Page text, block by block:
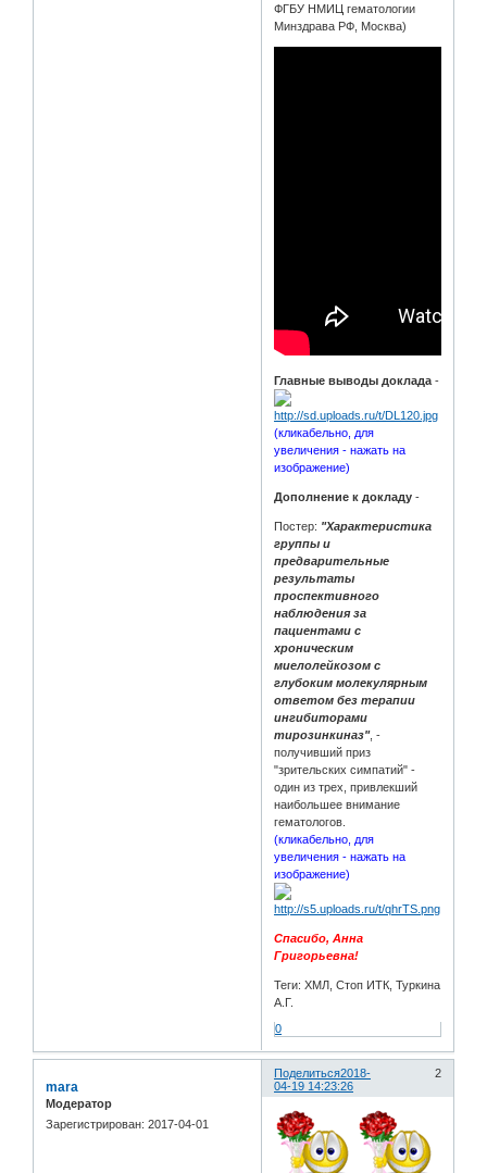
ФГБУ НМИЦ гематологии
Минздрава РФ, Москва)
Главные выводы доклада-
(кликабельно, для
увеличения - нажать на
изображение)
Дополнение к докладу -
Постер: "Характеристика
группы и
предварительные
результаты
проспективного
наблюдения за
пациентами с
хроническим
миелолейкозом с
глубоким молекулярным
ответом без терапии
ингибиторами
тирозинкиназ", -
получивший приз
"зрительских симпатий" -
один из трех, привлекший
наибольшее внимание
гематологов.
(кликабельно, для
увеличения - нажать на
изображение)
Спасибо, Анна
Григорьевна!
Теги: ХМЛ, Стоп ИТК, Туркина
А.Г.
0
Поделиться 2
2018-
04-19 14:23:26
mara
Модератор
Зарегистрирован: 2017-04-01